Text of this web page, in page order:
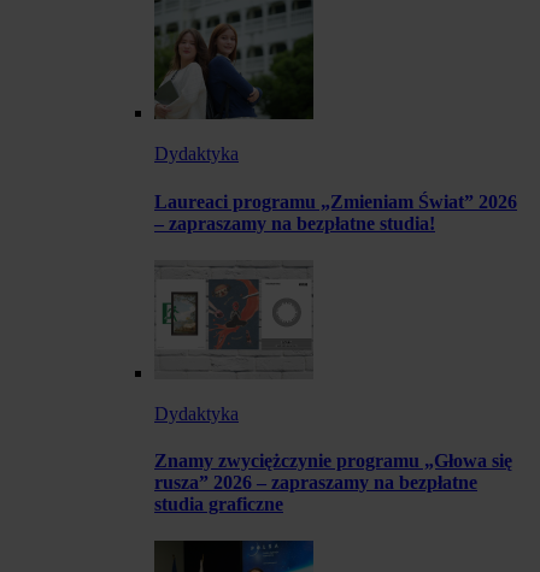
Dydaktyka
Laureaci programu „Zmieniam Świat” 2026
– zapraszamy na bezpłatne studia!
Dydaktyka
Znamy zwyciężczynie programu „Głowa się
rusza” 2026 – zapraszamy na bezpłatne
studia graficzne